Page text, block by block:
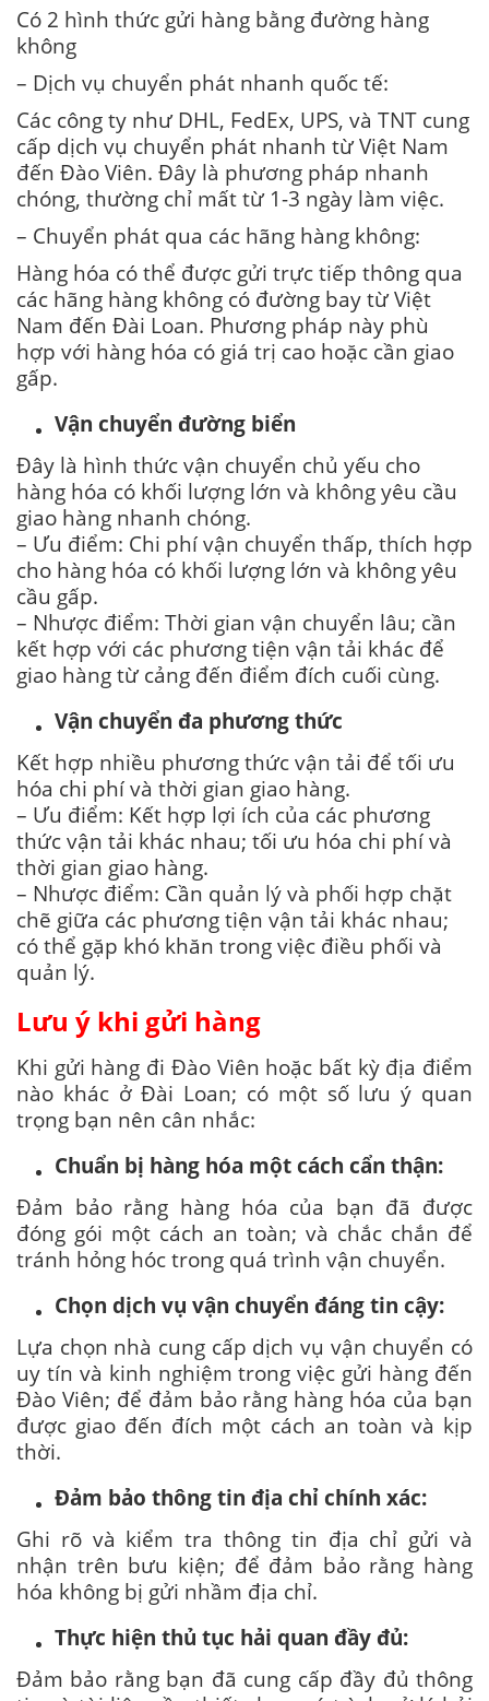
Có 2 hình thức gửi hàng bằng đường hàng
không
– Dịch vụ chuyển phát nhanh quốc tế:
Các công ty như DHL, FedEx, UPS, và TNT cung
cấp dịch vụ chuyển phát nhanh từ Việt Nam
đến Đào Viên. Đây là phương pháp nhanh
chóng, thường chỉ mất từ 1-3 ngày làm việc.
– Chuyển phát qua các hãng hàng không:
Hàng hóa có thể được gửi trực tiếp thông qua
các hãng hàng không có đường bay từ Việt
Nam đến Đài Loan. Phương pháp này phù
hợp với hàng hóa có giá trị cao hoặc cần giao
gấp.
Vận chuyển đường biển
Đây là hình thức vận chuyển chủ yếu cho
hàng hóa có khối lượng lớn và không yêu cầu
giao hàng nhanh chóng.
– Ưu điểm: Chi phí vận chuyển thấp, thích hợp
cho hàng hóa có khối lượng lớn và không yêu
cầu gấp.
– Nhược điểm: Thời gian vận chuyển lâu; cần
kết hợp với các phương tiện vận tải khác để
giao hàng từ cảng đến điểm đích cuối cùng.
Vận chuyển đa phương thức
Kết hợp nhiều phương thức vận tải để tối ưu
hóa chi phí và thời gian giao hàng.
– Ưu điểm: Kết hợp lợi ích của các phương
thức vận tải khác nhau; tối ưu hóa chi phí và
thời gian giao hàng.
– Nhược điểm: Cần quản lý và phối hợp chặt
chẽ giữa các phương tiện vận tải khác nhau;
có thể gặp khó khăn trong việc điều phối và
quản lý.
Lưu ý khi gửi hàng
Khi gửi hàng đi Đào Viên hoặc bất kỳ địa điểm
nào khác ở Đài Loan; có một số lưu ý quan
trọng bạn nên cân nhắc:
Chuẩn bị hàng hóa một cách cẩn thận:
Đảm bảo rằng hàng hóa của bạn đã được
đóng gói một cách an toàn; và chắc chắn để
tránh hỏng hóc trong quá trình vận chuyển.
Chọn dịch vụ vận chuyển đáng tin cậy:
Lựa chọn nhà cung cấp dịch vụ vận chuyển có
uy tín và kinh nghiệm trong việc gửi hàng đến
Đào Viên; để đảm bảo rằng hàng hóa của bạn
được giao đến đích một cách an toàn và kịp
thời.
Đảm bảo thông tin địa chỉ chính xác:
Ghi rõ và kiểm tra thông tin địa chỉ gửi và
nhận trên bưu kiện; để đảm bảo rằng hàng
hóa không bị gửi nhầm địa chỉ.
Thực hiện thủ tục hải quan đầy đủ:
Đảm bảo rằng bạn đã cung cấp đầy đủ thông